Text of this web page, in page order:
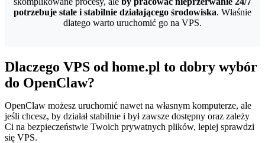
potrzebuje stale i stabilnie działającego środowiska. Właśnie
dlatego warto uruchomić go na VPS.
Dlaczego VPS od home.pl to dobry wybór
do OpenClaw?
OpenClaw możesz uruchomić nawet na własnym komputerze, ale
jeśli chcesz, by działał stabilnie i był zawsze dostępny oraz zależy
Ci na bezpieczeństwie Twoich prywatnych plików, lepiej sprawdzi
się VPS.